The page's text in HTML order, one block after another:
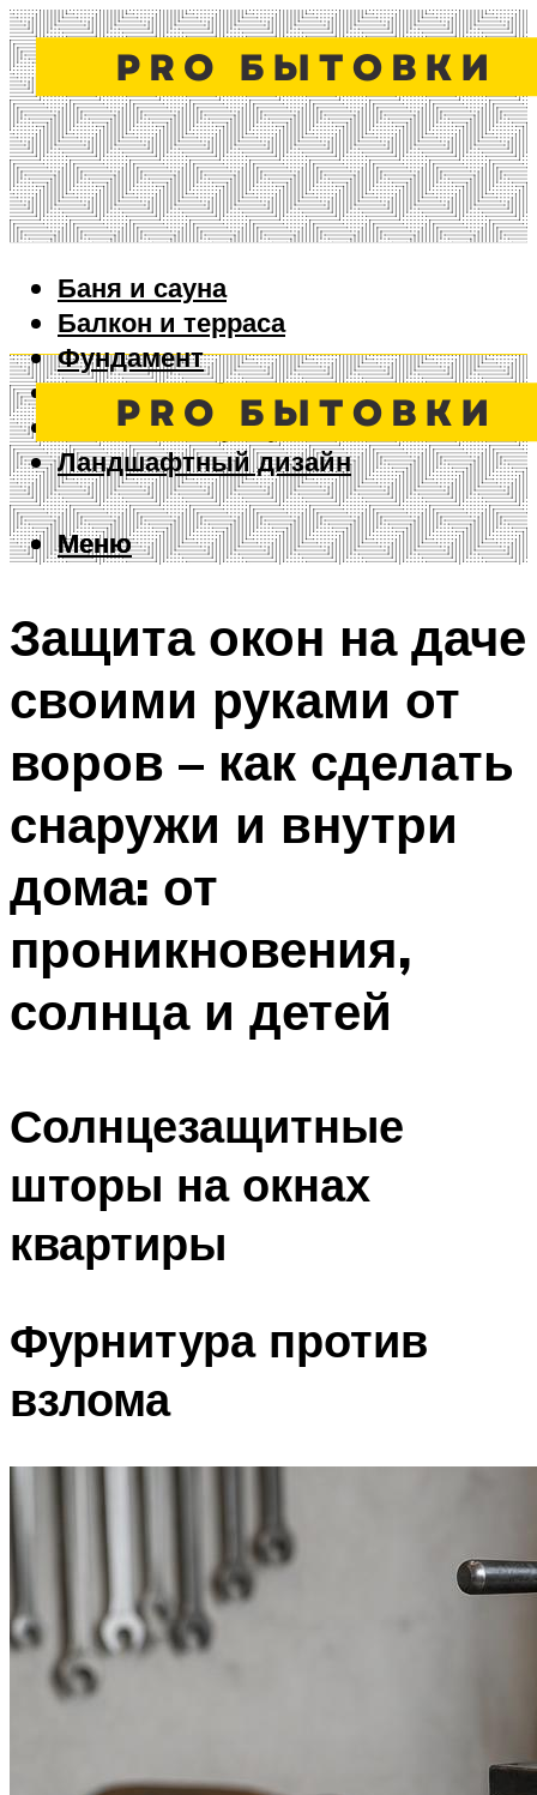
Баня и сауна
Балкон и терраса
Фундамент
Ворота и забор
Дизайн интерьера
Ландшафтный дизайн
Меню
Меню
Защита окон на даче
своими руками от
воров – как сделать
снаружи и внутри
дома: от
проникновения,
солнца и детей
Солнцезащитные
шторы на окнах
квартиры
Фурнитура против
взлома